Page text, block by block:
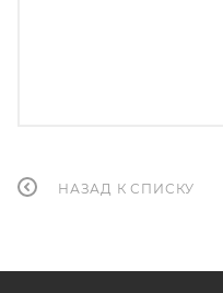
НАЗАД К СПИСКУ